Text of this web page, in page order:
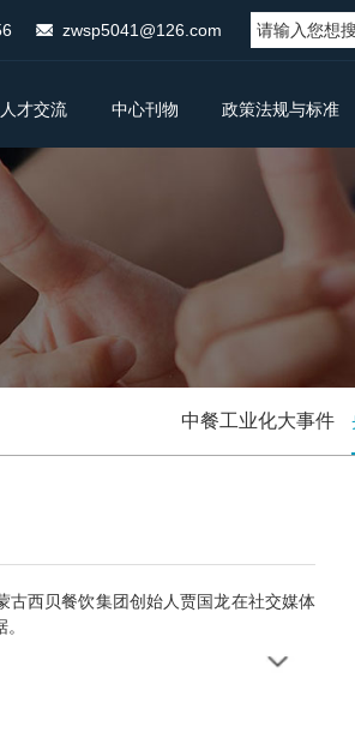
zwsp5041@126.com
人才交流 中心刊物 政策法规与标准
中餐工业化大事件
古西贝餐饮集团创始人贾国龙在社交媒体